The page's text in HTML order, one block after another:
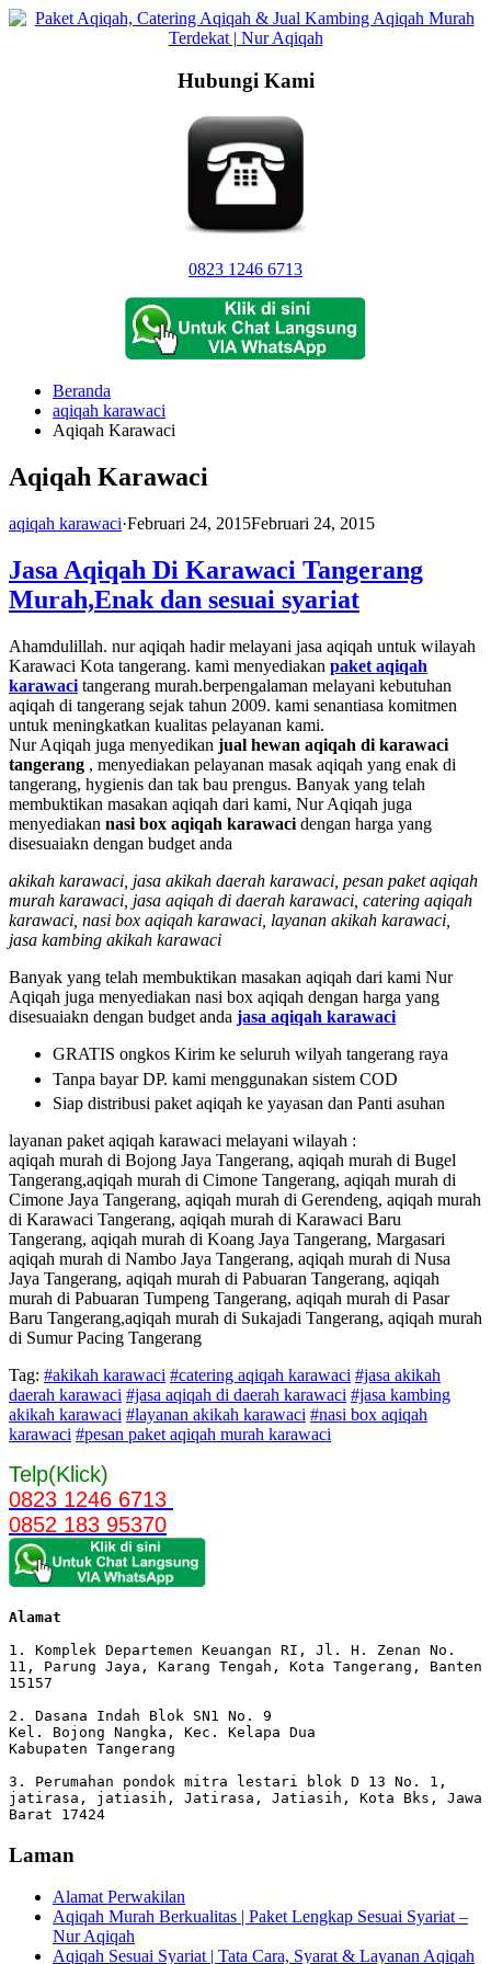
Langsung
Hubungi Kami
0823 1246 6713
Beranda
aqiqah karawaci
Aqiqah Karawaci
Aqiqah Karawaci
aqiqah karawaci·Februari 24, 2015Februari 24, 2015
Jasa Aqiqah Di Karawaci Tangerang
Murah,Enak dan sesuai syariat
Ahamdulillah. nur aqiqah hadir melayani jasa aqiqah untuk wilayah
Karawaci Kota tangerang. kami menyediakan paket aqiqah
karawaci tangerang murah.berpengalaman melayani kebutuhan
aqiqah di tangerang sejak tahun 2009. kami senantiasa komitmen
untuk meningkatkan kualitas pelayanan kami.
Nur Aqiqah juga menyedikan jual hewan aqiqah di karawaci
tangerang , menyediakan pelayanan masak aqiqah yang enak di
tangerang, hygienis dan tak bau prengus. Banyak yang telah
membuktikan masakan aqiqah dari kami, Nur Aqiqah juga
menyediakan nasi box aqiqah karawaci dengan harga yang
disesuaiakn dengan budget anda
akikah karawaci, jasa akikah daerah karawaci, pesan paket aqiqah
murah karawaci, jasa aqiqah di daerah karawaci, catering aqiqah
karawaci, nasi box aqiqah karawaci, layanan akikah karawaci,
jasa kambing akikah karawaci
Banyak yang telah membuktikan masakan aqiqah dari kami Nur
Aqiqah juga menyediakan nasi box aqiqah dengan harga yang
disesuaiakn dengan budget anda jasa aqiqah karawaci
GRATIS ongkos Kirim ke seluruh wilyah tangerang raya
Tanpa bayar DP. kami menggunakan sistem COD
Siap distribusi paket aqiqah ke yayasan dan Panti asuhan
layanan paket aqiqah karawaci melayani wilayah :
aqiqah murah di Bojong Jaya Tangerang, aqiqah murah di Bugel
Tangerang,aqiqah murah di Cimone Tangerang, aqiqah murah di
Cimone Jaya Tangerang, aqiqah murah di Gerendeng, aqiqah murah
di Karawaci Tangerang, aqiqah murah di Karawaci Baru
Tangerang, aqiqah murah di Koang Jaya Tangerang, Margasari
aqiqah murah di Nambo Jaya Tangerang, aqiqah murah di Nusa
Jaya Tangerang, aqiqah murah di Pabuaran Tangerang, aqiqah
murah di Pabuaran Tumpeng Tangerang, aqiqah murah di Pasar
Baru Tangerang,aqiqah murah di Sukajadi Tangerang, aqiqah murah
di Sumur Pacing Tangerang
Tag: #akikah karawaci #catering aqiqah karawaci #jasa akikah
daerah karawaci #jasa aqiqah di daerah karawaci #jasa kambing
akikah karawaci #layanan akikah karawaci #nasi box aqiqah
karawaci #pesan paket aqiqah murah karawaci
Telp(Klick)
0823 1246 6713
0852 183 95370
Alamat
1. Komplek Departemen Keuangan RI, Jl. H. Zenan No.
11, Parung Jaya, Karang Tengah, Kota Tangerang, Banten
15157
2. Dasana Indah Blok SN1 No. 9
Kel. Bojong Nangka, Kec. Kelapa Dua
Kabupaten Tangerang
3. Perumahan pondok mitra lestari blok D 13 No. 1,
jatirasa, jatiasih, Jatirasa, Jatiasih, Kota Bks, Jawa
Barat 17424
Laman
Alamat Perwakilan
Aqiqah Murah Berkualitas | Paket Lengkap Sesuai Syariat –
Nur Aqiqah
Aqiqah Sesuai Syariat | Tata Cara, Syarat & Layanan Aqiqah